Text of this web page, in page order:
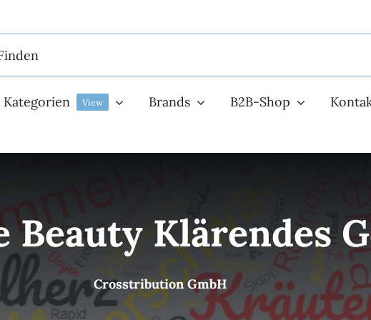
Kategorien View Brands B2B-Shop
Beauty Klärendes
Crosstribution GmbH